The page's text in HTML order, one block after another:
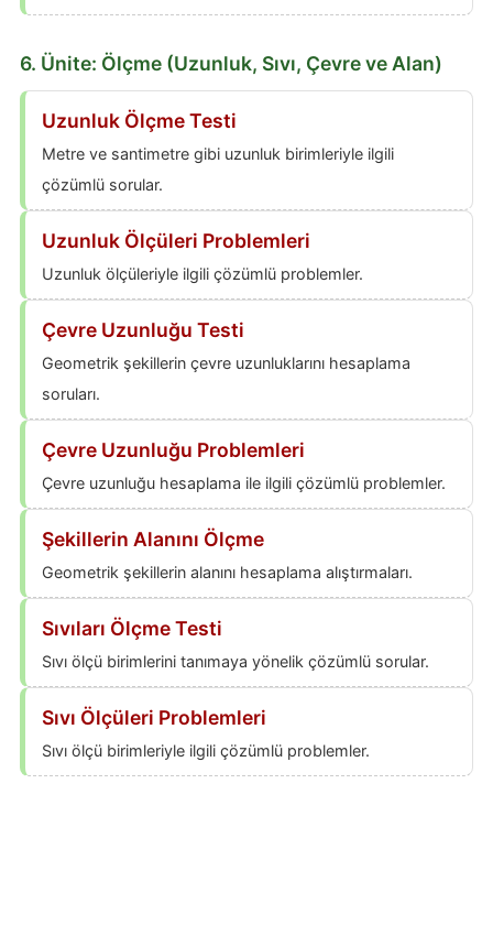
6. Ünite: Ölçme (Uzunluk, Sıvı, Çevre ve Alan)
Uzunluk Ölçme Testi
Metre ve santimetre gibi uzunluk birimleriyle ilgili
çözümlü sorular.
Uzunluk Ölçüleri Problemleri
Uzunluk ölçüleriyle ilgili çözümlü problemler.
Çevre Uzunluğu Testi
Geometrik şekillerin çevre uzunluklarını hesaplama
soruları.
Çevre Uzunluğu Problemleri
Çevre uzunluğu hesaplama ile ilgili çözümlü problemler.
Şekillerin Alanını Ölçme
Geometrik şekillerin alanını hesaplama alıştırmaları.
Sıvıları Ölçme Testi
Sıvı ölçü birimlerini tanımaya yönelik çözümlü sorular.
Sıvı Ölçüleri Problemleri
Sıvı ölçü birimleriyle ilgili çözümlü problemler.